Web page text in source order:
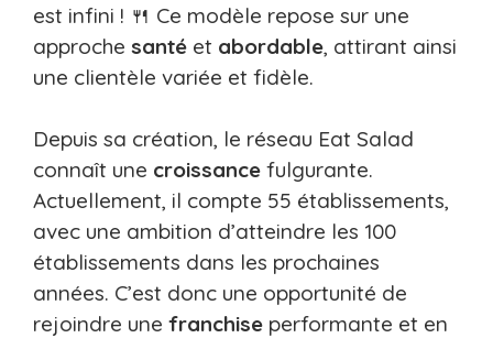
est infini ! 🍴 Ce modèle repose sur une
approche santé et abordable, attirant ainsi
une clientèle variée et fidèle.
Depuis sa création, le réseau Eat Salad
connaît une croissance fulgurante.
Actuellement, il compte 55 établissements,
avec une ambition d’atteindre les 100
établissements dans les prochaines
années. C’est donc une opportunité de
rejoindre une franchise performante et en